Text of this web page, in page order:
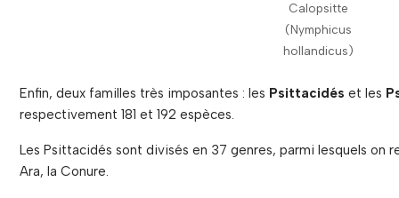
Calopsitte
(Nymphicus
hollandicus)
Enfin, deux familles très imposantes : les Psittacidés et les
respectivement 181 et 192 espèces.
Les Psittacidés sont divisés en 37 genres, parmi lesquels on
Ara, la Conure.